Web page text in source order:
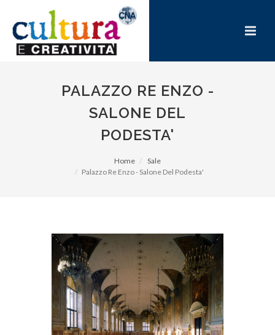
PALAZZO RE ENZO -
SALONE DEL
PODESTA'
Home
Sale
Palazzo Re Enzo - Salone Del Podesta'